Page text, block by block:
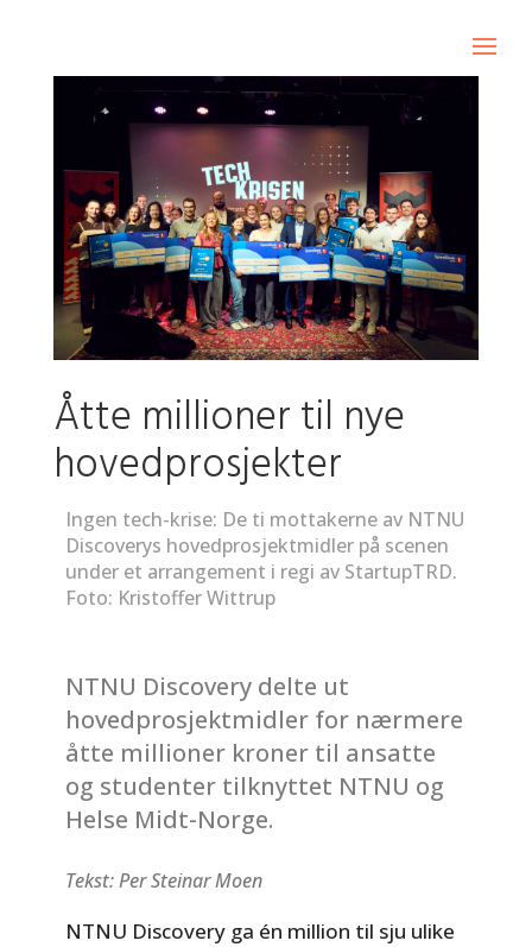
Åtte millioner til nye
hovedprosjekter
Ingen tech-krise: De ti mottakerne av NTNU
Discoverys hovedprosjektmidler på scenen
under et arrangement i regi av StartupTRD.
Foto: Kristoffer Wittrup
NTNU Discovery delte ut
hovedprosjektmidler for nærmere
åtte millioner kroner til ansatte
og studenter tilknyttet NTNU og
Helse Midt-Norge.
Tekst: Per Steinar Moen
NTNU Discovery ga én million til sju ulike